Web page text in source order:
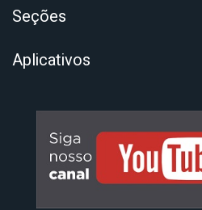
Seções
Aplicativos